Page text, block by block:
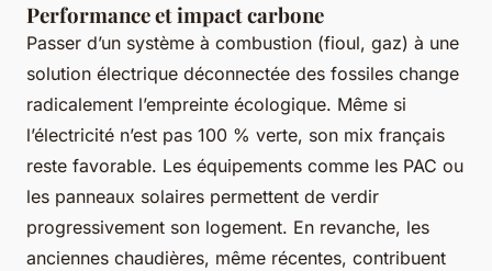
Performance et impact carbone
Passer d’un système à combustion (fioul, gaz) à une
solution électrique déconnectée des fossiles change
radicalement l’empreinte écologique. Même si
l’électricité n’est pas 100 % verte, son mix français
reste favorable. Les équipements comme les PAC ou
les panneaux solaires permettent de verdir
progressivement son logement. En revanche, les
anciennes chaudières, même récentes, contribuent